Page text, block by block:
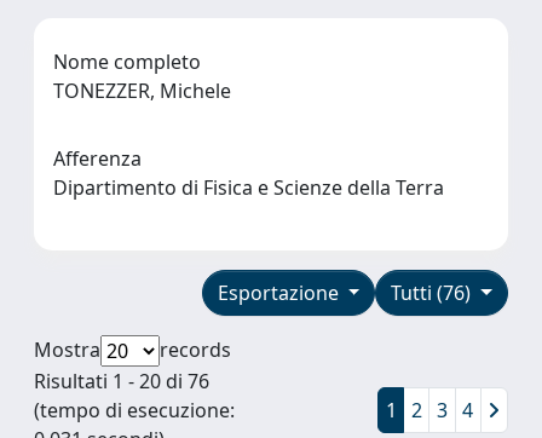
Nome completo
TONEZZER, Michele
Afferenza
Dipartimento di Fisica e Scienze della Terra
Tutti (76)
Esportazione
Mostra
records
Risultati 1 - 20 di 76
(tempo di esecuzione:
1 2 3 4